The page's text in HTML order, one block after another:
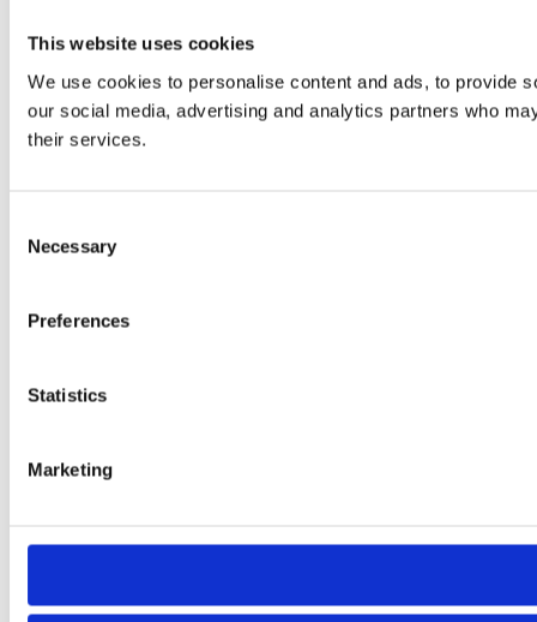
This website uses cookies
We use cookies to personalise content and ads, to provide
our social media, advertising and analytics partners who
their services.
Selection
Necessary
Preferences
Statistics
Marketing